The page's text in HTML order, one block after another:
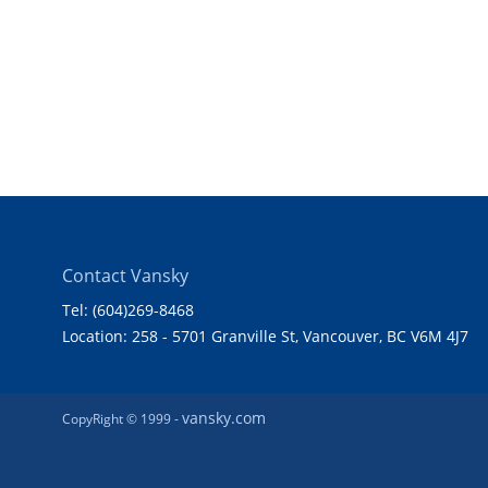
Contact Vansky
Tel: (604)269-8468
Location: 258 - 5701 Granville St, Vancouver, BC V6M 4J7
CopyRight © 1999 -vansky.com